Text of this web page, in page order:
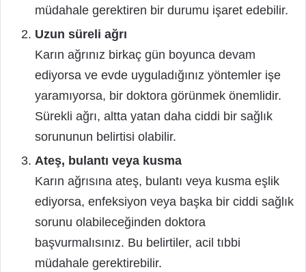
müdahale gerektiren bir durumu işaret edebilir.
Uzun süreli ağrı
Karın ağrınız birkaç gün boyunca devam
ediyorsa ve evde uyguladığınız yöntemler işe
yaramıyorsa, bir doktora görünmek önemlidir.
Sürekli ağrı, altta yatan daha ciddi bir sağlık
sorununun belirtisi olabilir.
Ateş, bulantı veya kusma
Karın ağrısına ateş, bulantı veya kusma eşlik
ediyorsa, enfeksiyon veya başka bir ciddi sağlık
sorunu olabileceğinden doktora
başvurmalısınız. Bu belirtiler, acil tıbbi
müdahale gerektirebilir.